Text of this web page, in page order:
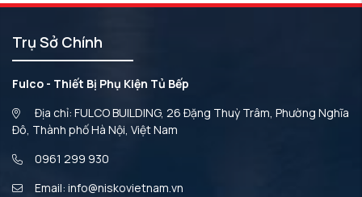
Trụ Sở Chính
Fulco - Thiết Bị Phụ Kiện Tủ Bếp
Địa chỉ: FULCO BUILDING, 26 Đặng Thuỳ Trâm, Phường Nghĩa
Đô, Thành phố Hà Nội, Việt Nam
0961 299 930
Email: info@niskovietnam.vn